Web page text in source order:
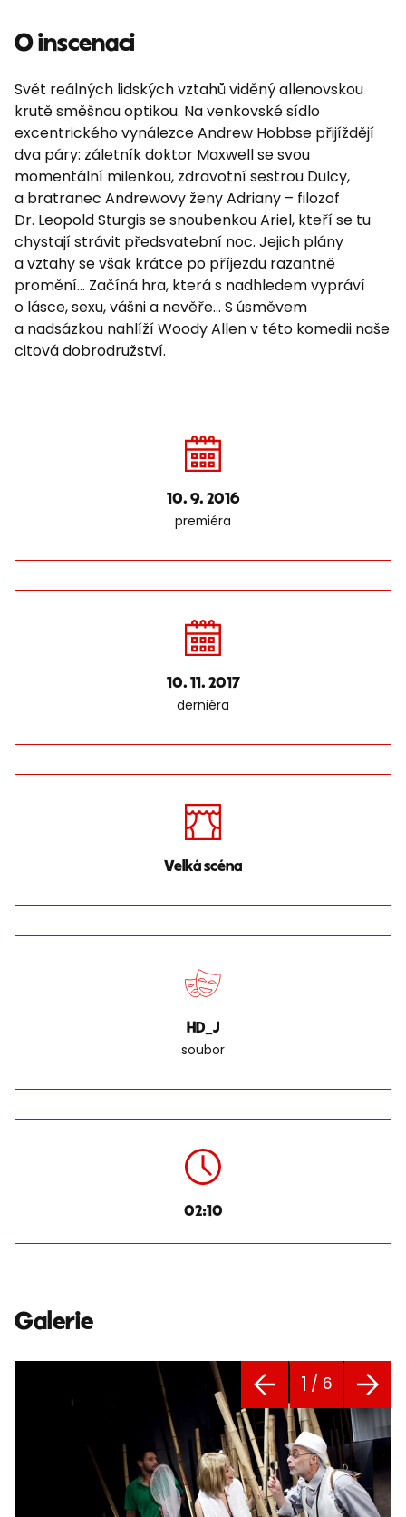
O inscenaci
Svět reálných lidských vztahů viděný allenovskou
krutě směšnou optikou. Na venkovské sídlo
excentrického vynálezce Andrew Hobbse přijíždějí
dva páry: záletník doktor Maxwell se svou
momentální milenkou, zdravotní sestrou Dulcy,
a bratranec Andrewovy ženy Adriany – filozof
Dr. Leopold Sturgis se snoubenkou Ariel, kteří se tu
chystají strávit předsvatební noc. Jejich plány
a vztahy se však krátce po příjezdu razantně
promění... Začíná hra, která s nadhledem vypráví
o lásce, sexu, vášni a nevěře... S úsměvem
a nadsázkou nahlíží Woody Allen v této komedii naše
citová dobrodružství.
10. 9. 2016
premiéra
10. 11. 2017
derniéra
Velká scéna
HD_J
soubor
02:10
Galerie
1 / 6